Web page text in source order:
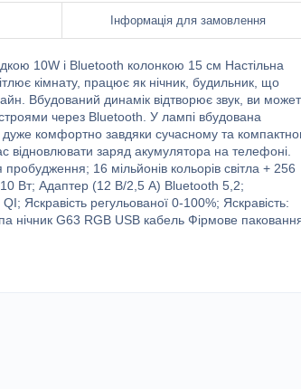
Інформація для замовлення
10W і Bluetooth колонкою 15 см Настільна
кімнату, працює як нічник, будильник, що
Вбудований динамік відтворює звук, ви
через Bluetooth. У лампі вбудована
дуже комфортно завдяки сучасному та
відновлювати заряд акумулятора на телефоні.
16 мільйонів кольорів світла + 256
10 Вт; Адаптер (12 В/2,5 А) Bluetooth 5,2;
Яскравість регульованої 0-100%; Яскравість:
нічник G63 RGB USB кабель Фірмове